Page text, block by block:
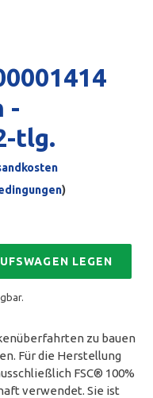
-
tlg.
)
LEGEN
zu bauen
Für die Herstellung
FSC® 100%
verwendet. Sie ist